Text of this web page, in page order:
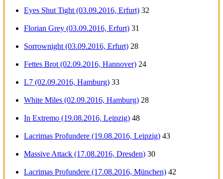
Eyes Shut Tight (03.09.2016, Erfurt) 32
Florian Grey (03.09.2016, Erfurt) 31
Sorrownight (03.09.2016, Erfurt) 28
Fettes Brot (02.09.2016, Hannover) 24
L7 (02.09.2016, Hamburg) 33
White Miles (02.09.2016, Hamburg) 28
In Extremo (19.08.2016, Leipzig) 48
Lacrimas Profundere (19.08.2016, Leipzig) 43
Massive Attack (17.08.2016, Dresden) 30
Lacrimas Profundere (17.08.2016, München) 42